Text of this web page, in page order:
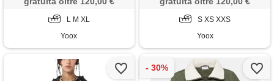
L M XL
Yoox
S XS XXS
Yoox